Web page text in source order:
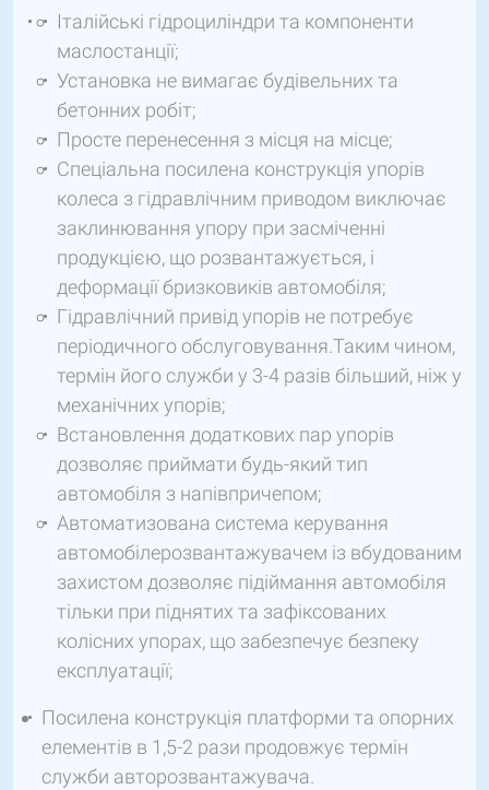
Італійські гідроциліндри та компоненти
маслостанції;
Установка не вимагає будівельних та
бетонних робіт;
Просте перенесення з місця на місце;
Спеціальна посилена конструкція упорів
колеса з гідравлічним приводом виключає
заклинювання упору при засміченні
продукцією, що розвантажується, і
деформації бризковиків автомобіля;
Гідравлічний привід упорів не потребує
періодичного обслуговування.Таким чином,
термін його служби у 3-4 разів більший, ніж у
механічних упорів;
Встановлення додаткових пар упорів
дозволяє приймати будь-який тип
автомобіля з напівпричепом;
Автоматизована система керування
автомобілерозвантажувачем із вбудованим
захистом дозволяє підіймання автомобіля
тільки при піднятих та зафіксованих
колісних упорах, що забезпечує безпеку
експлуатації;
Посилена конструкція платформи та опорних
елементів в 1,5-2 рази продовжує термін
служби авторозвантажувача.